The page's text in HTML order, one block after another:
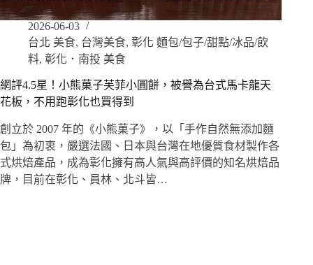
2026-06-03
台北 美食, 台灣美食, 彰化 麵包/包子/甜點/冰品/飲
料, 彰化．南投 美食
網評4.5星！小熊菓子芙菲小圓餅，被譽為台式馬卡龍天
花板，不用跑彰化也買得到
創立於 2007 年的《小熊菓子》，以「手作自然無添加麵
包」為初衷，嚴選法國、日本與台灣在地優質食材製作各
式烘焙產品，成為彰化擁有高人氣與高評價的知名烘焙品
牌，目前在彰化、員林、北斗皆…